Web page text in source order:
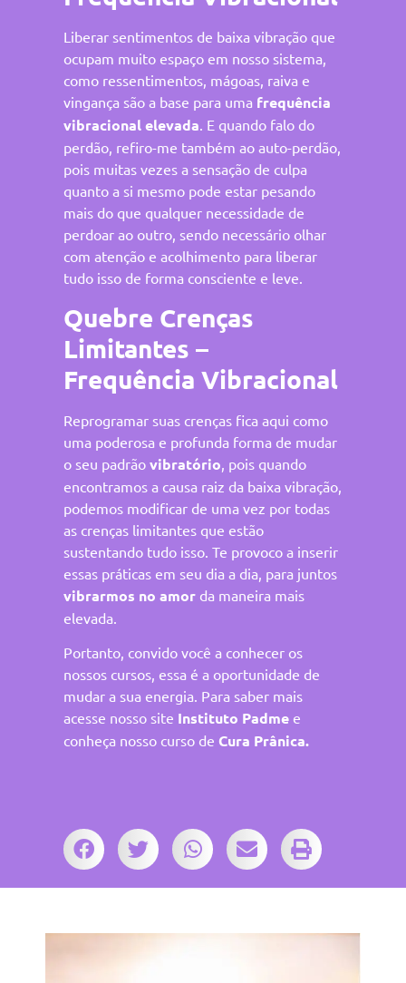
Liberar sentimentos de baixa vibração que
ocupam muito espaço em nosso sistema,
como ressentimentos, mágoas, raiva e
vingança são a base para uma frequência
vibracional elevada. E quando falo do
perdão, refiro-me também ao auto-perdão,
pois muitas vezes a sensação de culpa
quanto a si mesmo pode estar pesando
mais do que qualquer necessidade de
perdoar ao outro, sendo necessário olhar
com atenção e acolhimento para liberar
tudo isso de forma consciente e leve.
Quebre Crenças
Limitantes –
Frequência Vibracional
Reprogramar suas crenças fica aqui como
uma poderosa e profunda forma de mudar
o seu padrão vibratório , pois quando
encontramos a causa raiz da baixa vibração,
podemos modificar de uma vez por todas
as crenças limitantes que estão
sustentando tudo isso. Te provoco a inserir
essas práticas em seu dia a dia, para juntos
vibrarmos no amor da maneira mais
elevada.
Portanto, convido você a conhecer os
nossos cursos, essa é a oportunidade de
mudar a sua energia. Para saber mais
acesse nosso site Instituto Padme e
conheça nosso curso de Cura Prânica.